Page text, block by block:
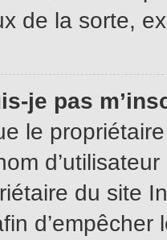
de la sorte,
je pas
le
du site
d’empêcher